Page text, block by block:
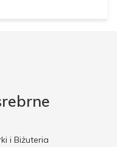
i Biżuteria